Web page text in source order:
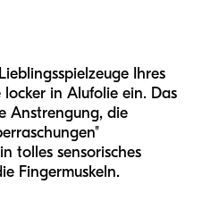
Ihres
locker in Alufolie ein. Das
Anstrengung, die
tolles sensorisches
Fingermuskeln.